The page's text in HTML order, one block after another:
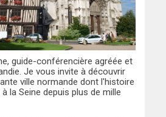
guide-conférencière agréée et
Je vous invite à découvrir
ville normande dont l'histoire
la Seine depuis plus de mille